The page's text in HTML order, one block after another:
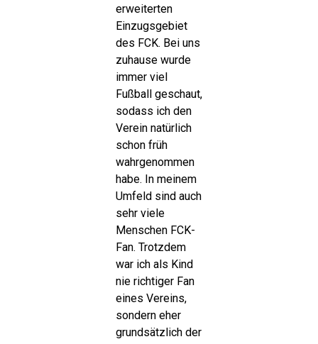
erweiterten
Einzugsgebiet
des FCK. Bei uns
zuhause wurde
immer viel
Fußball geschaut,
sodass ich den
Verein natürlich
schon früh
wahrgenommen
habe. In meinem
Umfeld sind auch
sehr viele
Menschen FCK-
Fan. Trotzdem
war ich als Kind
nie richtiger Fan
eines Vereins,
sondern eher
grundsätzlich der